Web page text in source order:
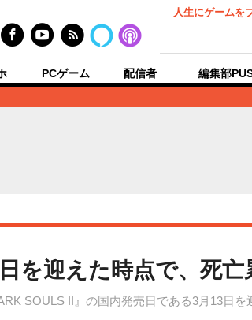
人生にゲームを
PCゲーム 配信者 編集部
を迎えた時点で、死
SOULS II』の国内発売日である3月13日